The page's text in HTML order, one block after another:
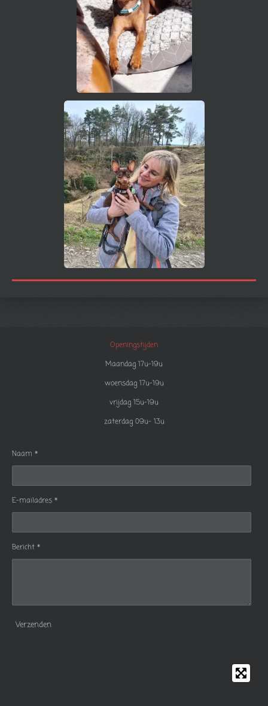
Openingstijden
Maandag 17u-19u
woensdag 17u-19u
vrijdag 15u-19u
zaterdag 09u- 13u
Naam *
E-mailadres *
Bericht *
Verzenden